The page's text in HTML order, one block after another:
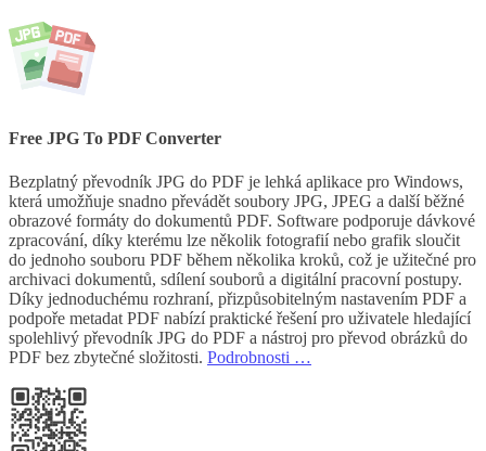
Free JPG To PDF Converter
Bezplatný převodník JPG do PDF je lehká aplikace pro Windows,
která umožňuje snadno převádět soubory JPG, JPEG a další běžné
obrazové formáty do dokumentů PDF. Software podporuje dávkové
zpracování, díky kterému lze několik fotografií nebo grafik sloučit
do jednoho souboru PDF během několika kroků, což je užitečné pro
archivaci dokumentů, sdílení souborů a digitální pracovní postupy.
Díky jednoduchému rozhraní, přizpůsobitelným nastavením PDF a
podpoře metadat PDF nabízí praktické řešení pro uživatele hledající
spolehlivý převodník JPG do PDF a nástroj pro převod obrázků do
PDF bez zbytečné složitosti. Podrobnosti …